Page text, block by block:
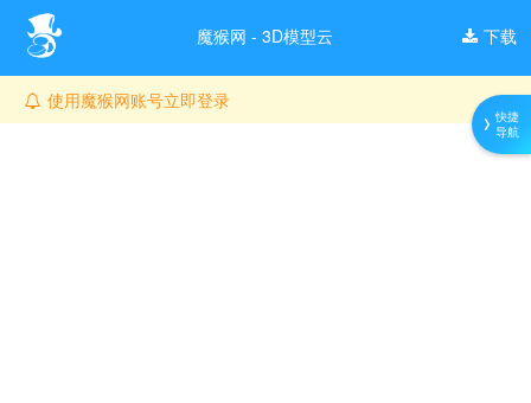
魔猴网 - 3D模型云 下载
使用魔猴网账号立即登录
快捷
导航